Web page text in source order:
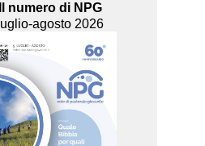
Il numero di NPG
luglio-agosto 2026